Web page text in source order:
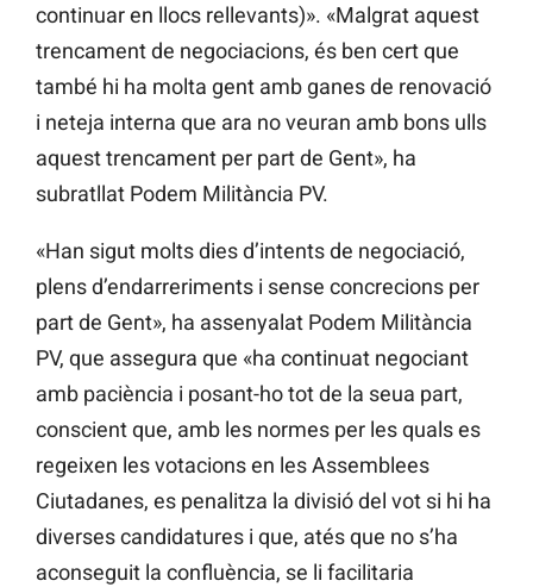
continuar en llocs rellevants)». «Malgrat aquest
trencament de negociacions, és ben cert que
també hi ha molta gent amb ganes de renovació
i neteja interna que ara no veuran amb bons ulls
aquest trencament per part de Gent», ha
subratllat Podem Militància PV.
«Han sigut molts dies d’intents de negociació,
plens d’endarreriments i sense concrecions per
part de Gent», ha assenyalat Podem Militància
PV, que assegura que «ha continuat negociant
amb paciència i posant-ho tot de la seua part,
conscient que, amb les normes per les quals es
regeixen les votacions en les Assemblees
Ciutadanes, es penalitza la divisió del vot si hi ha
diverses candidatures i que, atés que no s’ha
aconseguit la confluència, se li facilitaria